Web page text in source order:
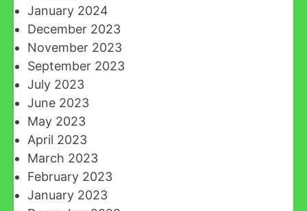
January 2024
December 2023
November 2023
September 2023
July 2023
June 2023
May 2023
April 2023
March 2023
February 2023
January 2023